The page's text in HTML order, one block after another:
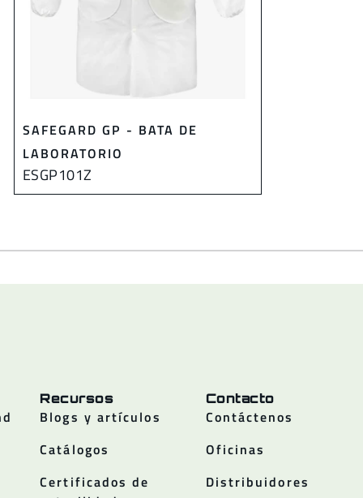
SAFEGARD GP - BATA DE
LABORATORIO
ESGP101Z
Recursos
Blogs y artículos
Catálogos
Certificados de
Contacto
Contáctenos
Oficinas
Distribuidores